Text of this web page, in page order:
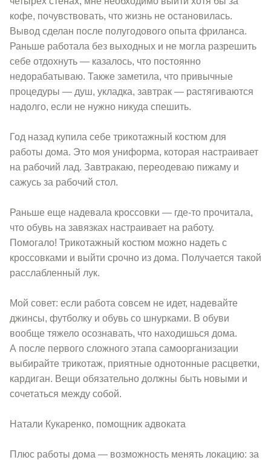
кофе, почувствовать, что жизнь не остановилась.
Вывод сделан после полугодового опыта фриланса.
Раньше работала без выходных и не могла разрешить
себе отдохнуть — казалось, что постоянно
недорабатываю. Также заметила, что привычные
процедуры — душ, укладка, завтрак — растягиваются
надолго, если не нужно никуда спешить.
Год назад купила себе трикотажный костюм для
работы дома. Это моя униформа, которая настраивает
на рабочий лад. Завтракаю, переодеваю пижаму и
сажусь за рабочий стол.
Раньше еще надевала кроссовки — где-то прочитала,
что обувь на завязках настраивает на работу.
Помогало! Трикотажный костюм можно надеть с
кроссовками и выйти срочно из дома. Получается такой
расслабленный лук.
Мой совет: если работа совсем не идет, надевайте
джинсы, футболку и обувь со шнурками. В обуви
вообще тяжело осознавать, что находишься дома.
А после первого сложного этапа самоорганизации
выбирайте трикотаж, приятные однотонные расцветки,
кардиган. Вещи обязательно должны быть новыми и
сочетаться между собой.
Натали Кукаренко, помощник адвоката
Плюс работы дома — возможность менять локацию: за